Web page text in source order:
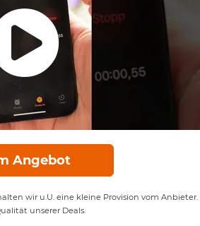
Angebot
wir u.U. eine kleine Provision vom
unserer Deals.